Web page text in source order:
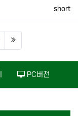
등록자
short
(last)
PC버전